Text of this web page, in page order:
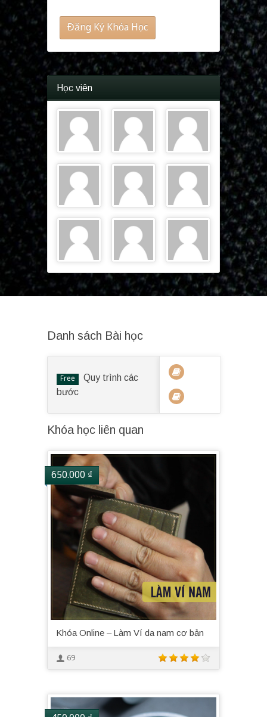
Đăng Ký Khóa Học
Học viên
Danh sách Bài học
Free
Quy trình các
bước
Khóa học liên quan
650.000 ₫
Khóa Online – Làm Ví da nam cơ bản
69